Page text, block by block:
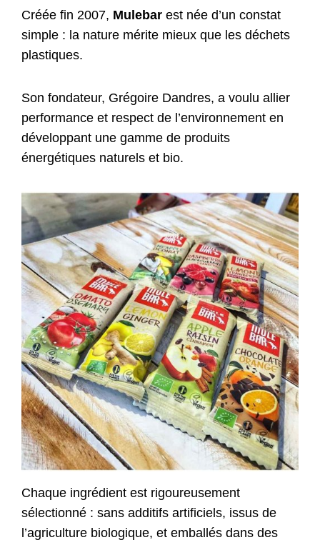
Créée fin 2007, Mulebar est née d’un constat
simple : la nature mérite mieux que les déchets
plastiques.
Son fondateur, Grégoire Dandres, a voulu allier
performance et respect de l’environnement en
développant une gamme de produits
énergétiques naturels et bio.
Chaque ingrédient est rigoureusement
sélectionné : sans additifs artificiels, issus de
l’agriculture biologique, et emballés dans des